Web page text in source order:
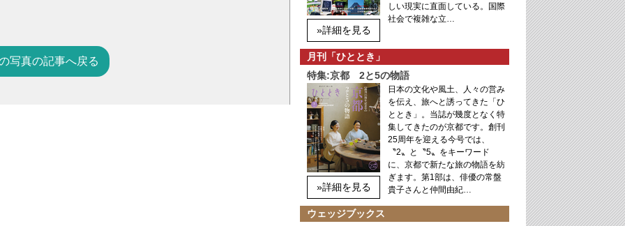
写真の記事へ戻る
»詳細を見る
しい現実に直面している。国際
社会で複雑な立…
月刊「ひととき」
特集:京都 2と5の物語
»詳細を見る
日本の文化や風土、人々の営み
を伝え、旅へと誘ってきた「ひ
ととき」。当誌が幾度となく特
集してきたのが京都です。創刊
25周年を迎える今号では、
〝2〟と〝5〟をキーワード
に、京都で新たな旅の物語を紡
ぎます。第1部は、俳優の常盤
貴子さんと仲間由紀…
ウェッジブックス